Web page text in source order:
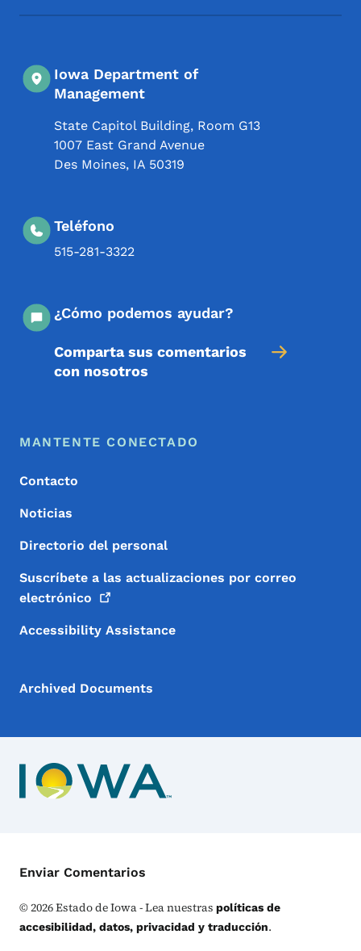
Iowa Department of
Management
State Capitol Building, Room G13
1007 East Grand Avenue
Des Moines, IA 50319
Teléfono
515-281-3322
¿Cómo podemos ayudar?
Comparta sus comentarios
con nosotros
Menú de pie de página
Footer
MANTENTE CONECTADO
Contacto
Noticias
Directorio del personal
Suscríbete a las actualizaciones por correo
electrónico
Accessibility Assistance
Archived Documents
Menú de Contacto
Enviar Comentarios
©2026Estado de Iowa - Lea nuestras políticas de
accesibilidad, datos, privacidad y traducción.